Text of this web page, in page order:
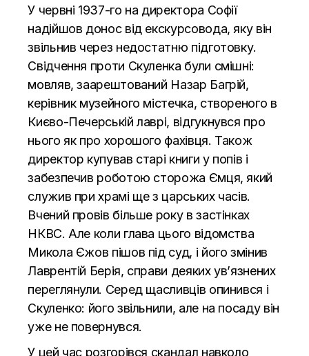
У червні 1937-го на директора Софії
надійшов донос від екскурсовода, яку він
звільнив через недостатню підготовку.
Свідчення проти Скуленка були смішні:
мовляв, заарештований Назар Багрій,
керівник музейного містечка, створеного в
Києво-Печерській лаврі, відгукнувся про
нього як про хорошого фахівця. Також
директор купував старі книги у попів і
забезпечив роботою сторожа Ємця, який
служив при храмі ще з царських часів.
Вчений провів більше року в застінках
НКВС. Але коли глава цього відомства
Микола Єжов пішов під суд, і його змінив
Лаврентій Берія, справи деяких ув’язнених
переглянули. Серед щасливців опинився і
Скуленко: його звільнили, але на посаду він
уже не повернувся.
У цей час розгорівся скандал навколо